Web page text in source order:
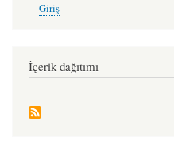
account
Giriş
İçerik dağıtımı